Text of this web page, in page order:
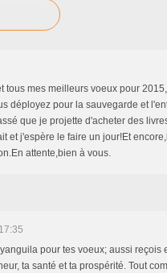
tous mes meilleurs voeux pour
déployez pour la sauvegarde et
que je projette d'acheter des
et j'espère le faire un jour!Et
attente,bien à vous.
pour tes voeux; aussi reçois
ta santé et ta prospérité. Tout